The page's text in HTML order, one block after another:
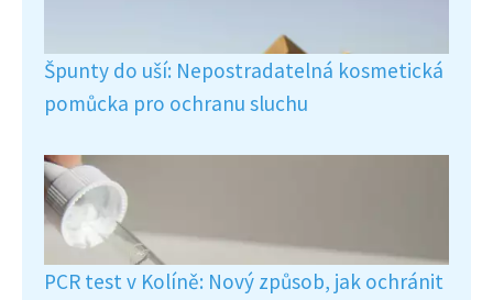
Špunty do uší: Nepostradatelná kosmetická
pomůcka pro ochranu sluchu
PCR test v Kolíně: Nový způsob, jak ochránit